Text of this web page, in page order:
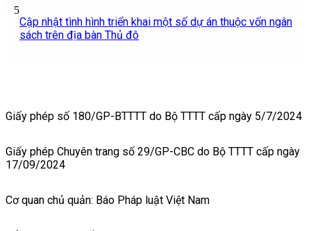
5
Cập nhật tình hình triển khai một số dự án thuộc vốn ngân
sách trên địa bàn Thủ đô
Giấy phép số 180/GP-BTTTT do Bộ TTTT cấp ngày 5/7/2024
Giấy phép Chuyên trang số 29/GP-CBC do Bộ TTTT cấp ngày
17/09/2024
Cơ quan chủ quản: Báo Pháp luật Việt Nam